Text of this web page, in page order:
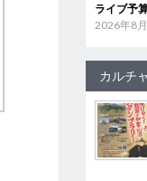
ライブ予
2026年8
カルチ